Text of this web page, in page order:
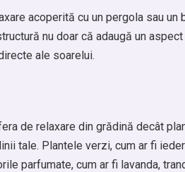
acoperită cu un pergola sau un
nu doar că adaugă un
ale soarelui.
de relaxare din grădină decât
tale. Plantele verzi, cum ar fi
parfumate, cum ar fi lavanda,